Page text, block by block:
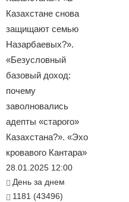
Казахстане снова
защищают семью
Назарбаевых?».
«Безусловный
базовый доход:
почему
заволновались
адепты «старого»
Казахстана?». «Эхо
кровавого Кантара»
28.01.2025 12:00
День за днем
1181 (43496)